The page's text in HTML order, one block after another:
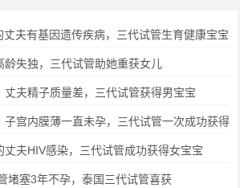
夫有基因遗传疾病，三代试管生育健康宝宝
龄失独，三代试管助她重获女儿
丈夫精子质量差，三代试管获得男宝宝
子宫内膜薄一直未孕，三代试管一次成功获得
丈夫HIV感染，三代试管成功获得女宝宝
堵塞3年不孕，泰国三代试管喜获